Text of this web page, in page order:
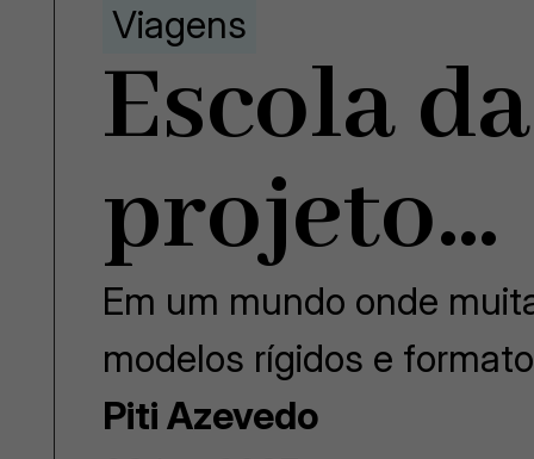
Viagens
Escola
projeto…
Em um mundo onde
modelos rígidos e
Piti Azevedo